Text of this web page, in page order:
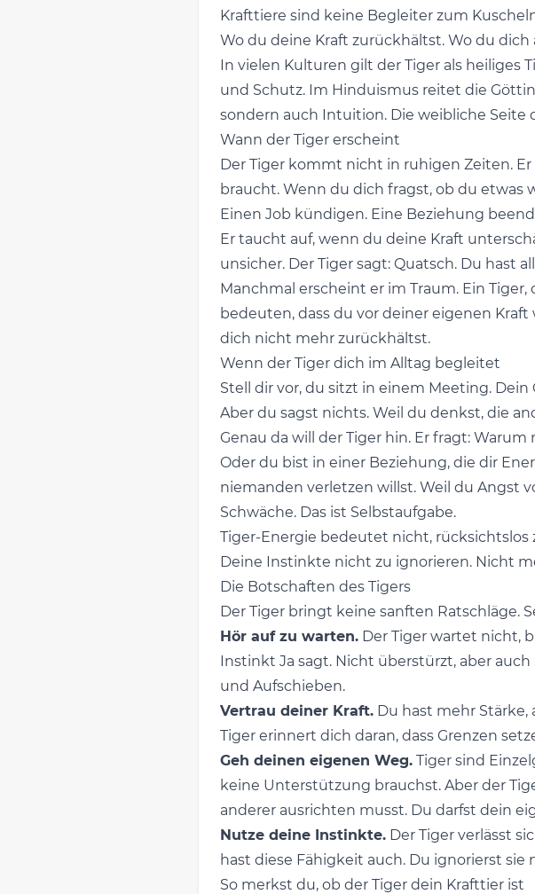
Krafttiere sind keine Begleiter zum
Wo du deine Kraft zurückhältst. Wo du
In vielen Kulturen gilt der Tiger als heiliges
und Schutz. Im Hinduismus reitet die
sondern auch Intuition. Die weibliche Seite
Wann der Tiger erscheint
Der Tiger kommt nicht in ruhigen Zeiten.
braucht. Wenn du dich fragst, ob du etwas
Einen Job kündigen. Eine Beziehung
Er taucht auf, wenn du deine Kraft
unsicher. Der Tiger sagt: Quatsch. Du hast
Manchmal erscheint er im Traum. Ein
bedeuten, dass du vor deiner eigenen
dich nicht mehr zurückhältst.
Wenn der Tiger dich im Alltag begleitet
Stell dir vor, du sitzt in einem Meeting.
Aber du sagst nichts. Weil du denkst, die
Genau da will der Tiger hin. Er fragt: Warum
Oder du bist in einer Beziehung, die dir
niemanden verletzen willst. Weil du Angst
Schwäche. Das ist Selbstaufgabe.
Tiger-Energie bedeutet nicht,
Deine Instinkte nicht zu ignorieren. Nicht
Die Botschaften des Tigers
Der Tiger bringt keine sanften Ratschläge.
Hör auf zu warten. Der Tiger wartet nicht,
Instinkt Ja sagt. Nicht überstürzt, aber
und Aufschieben.
Vertrau deiner Kraft. Du hast mehr Stärke,
Tiger erinnert dich daran, dass Grenzen
Geh deinen eigenen Weg. Tiger sind
keine Unterstützung brauchst. Aber der
anderer ausrichten musst. Du darfst dein
Nutze deine Instinkte. Der Tiger verlässt
hast diese Fähigkeit auch. Du ignorierst sie
So merkst du, ob der Tiger dein Krafttier ist